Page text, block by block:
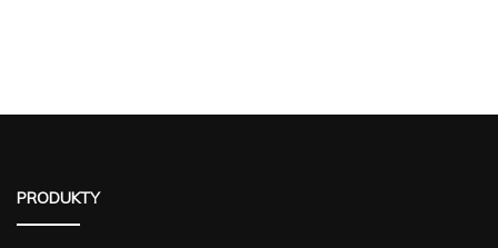
PRODUKTY